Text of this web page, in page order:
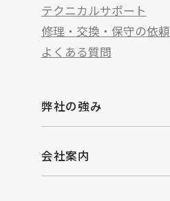
テクニカルサポート
修理・交換・保守の依頼
よくある質問
弊社の強み
会社案内